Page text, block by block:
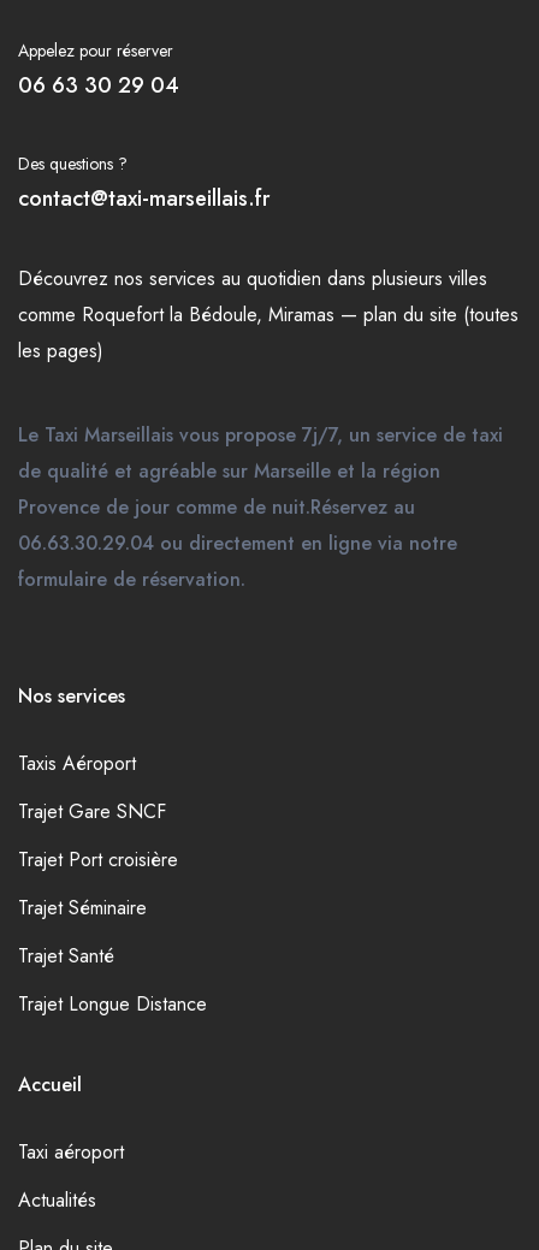
Appelez pour réserver
06 63 30 29 04
Des questions ?
contact@taxi-marseillais.fr
Découvrez nos services au quotidien dans plusieurs villes
comme Roquefort la Bédoule, Miramas — plan du site (toutes
les pages)
Le Taxi Marseillais vous propose 7j/7, un service de taxi
de qualité et agréable sur Marseille et la région
Provence de jour comme de nuit.Réservez au
06.63.30.29.04 ou directement en ligne via notre
formulaire de réservation.
Nos services
Taxis Aéroport
Trajet Gare SNCF
Trajet Port croisière
Trajet Séminaire
Trajet Santé
Trajet Longue Distance
Accueil
Taxi aéroport
Actualités